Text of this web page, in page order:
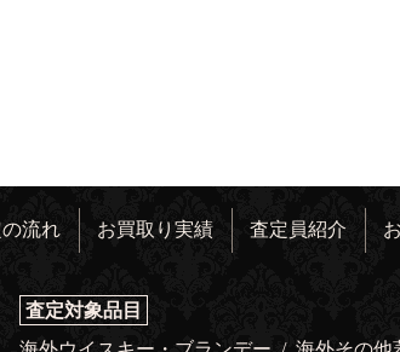
流れ お買取り実績 査定員紹介
査定対象品目